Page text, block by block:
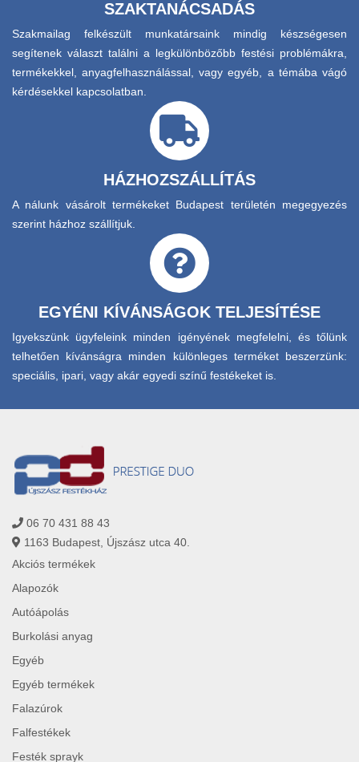
SZAKTANÁCSADÁS
Szakmailag felkészült munkatársaink mindig készségesen
segítenek választ találni a legkülönbözőbb festési problémákra,
termékekkel, anyagfelhasználással, vagy egyéb, a témába vágó
kérdésekkel kapcsolatban.
HÁZHOZSZÁLLÍTÁS
A nálunk vásárolt termékeket Budapest területén megegyezés
szerint házhoz szállítjuk.
EGYÉNI KÍVÁNSÁGOK TELJESÍTÉSE
Igyekszünk ügyfeleink minden igényének megfelelni, és tőlünk
telhetően kívánságra minden különleges terméket beszerzünk:
speciális, ipari, vagy akár egyedi színű festékeket is.
06 70 431 88 43
1163 Budapest, Újszász utca 40.
Akciós termékek
Alapozók
Autóápolás
Burkolási anyag
Egyéb
Egyéb termékek
Falazúrok
Falfestékek
Festék sprayk